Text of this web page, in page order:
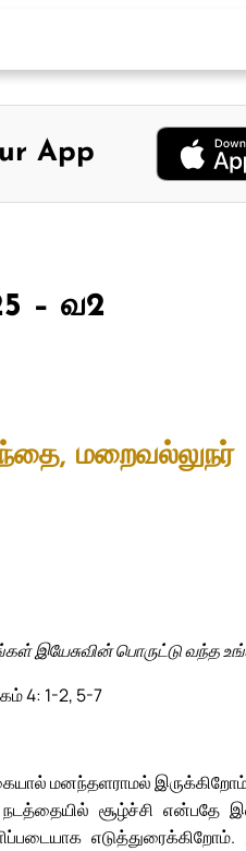
App
– வ2
மறைவல்லுநர்
இயேசுவின் பொருட்டு வந்த
4: 1-2, 5-7
மனந்தளராமல்
சூழ்ச்சி என்பதே
எடுத்துரைக்கிறோம்.